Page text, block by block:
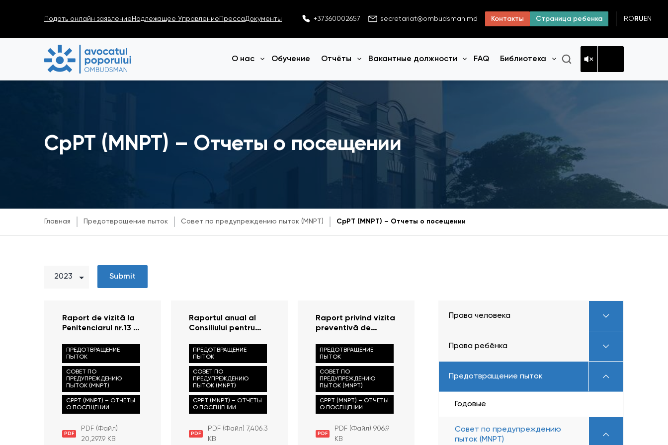
Подать онлайн заявление Надлежащее Управление ПрессаДокументы +37360002657 secretariat@ombudsman.md Контакты Страница ребенка RO RU EN
О нас
Открыть меню
Обучение Отчёты
Открыть меню
Вакантные должности FAQ Библиотека
Открыть меню
CpPT (MNPT) – Отчеты о посещении
Главная Предотвращение пыток Совет по предупреждению пыток (MNPT) CpPT (MNPT) – Отчеты о посещении
Submit
Raport de vizită la
Penitenciarul nr.13 —
2023
PDF
PDF (Файл)
20,297.9 KB
ПРЕДОТВРАЩЕНИЕ
ПЫТОК
СОВЕТ ПО
ПРЕДУПРЕЖДЕНИЮ
ПЫТОК (MNPT)
CPPT (MNPT) – ОТЧЕТЫ
О ПОСЕЩЕНИИ
Raportul anual al
Consiliului pentru
2022
PDF
PDF (Файл) 7,406.3
KB
ПРЕДОТВРАЩЕНИЕ
ПЫТОК
СОВЕТ ПО
ПРЕДУПРЕЖДЕНИЮ
ПЫТОК (MNPT)
CPPT (MNPT) – ОТЧЕТЫ
О ПОСЕЩЕНИИ
Raport privind vizita
preventivă de
efectuată la
Penitenciarul nr. 15 —
Cricova al
Administrației
Naționale a
Penitenciarelor la
data de 27 aprilie
PDF
PDF (Файл) 906.9
KB
ПРЕДОТВРАЩЕНИЕ
ПЫТОК
СОВЕТ ПО
ПРЕДУПРЕЖДЕНИЮ
ПЫТОК (MNPT)
CPPT (MNPT) – ОТЧЕТЫ
О ПОСЕЩЕНИИ
Права человека
Права ребёнка
Предотвращение пыток
Годовые
Совет по предупреждению
пыток (MNPT)